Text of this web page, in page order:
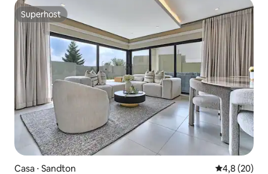
Superhost
Superhost
Casa ⋅ Sandton 4,8 de uma
4,8 (20)